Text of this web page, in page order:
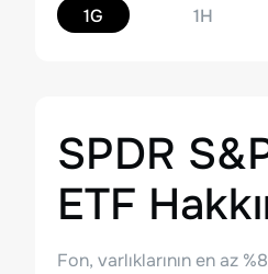
1G 1H
SPDR
ETF
Fon, varlıklarının en az